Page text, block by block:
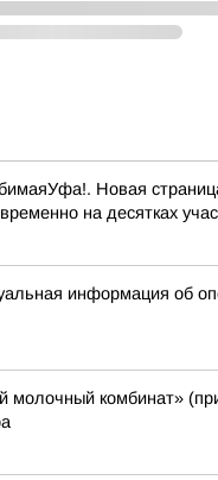
Новая
на десятках
информация об
молочный комбинат»